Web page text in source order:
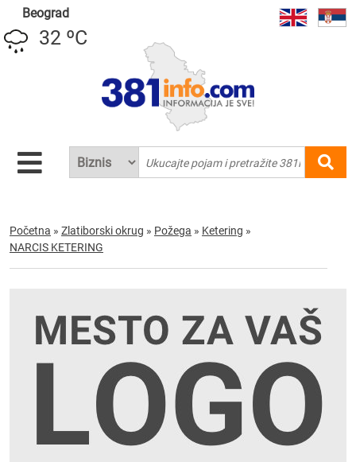
Beograd
32 ºC
Početna » Zlatiborski okrug » Požega » Ketering »
NARCIS KETERING